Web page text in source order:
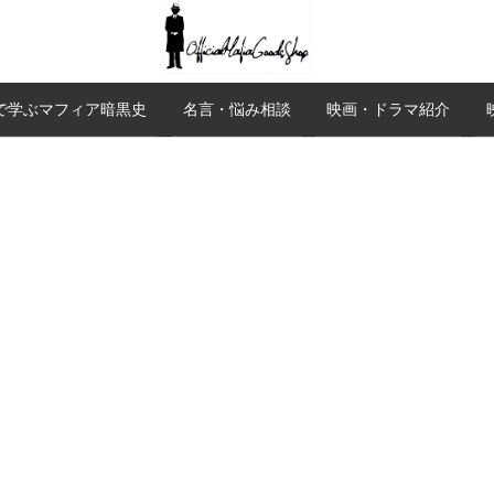
学ぶマフィア暗黒史 名言・悩み相談 映画・ドラマ紹介